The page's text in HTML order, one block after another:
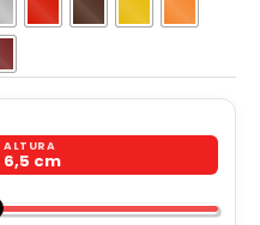
ALTURA
6,5 cm